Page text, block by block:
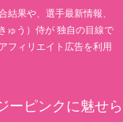
結果や、選手最新情報、
ゅう）侍が 独自の目線で
フィリエイト広告を利用
ーピンクに魅せら